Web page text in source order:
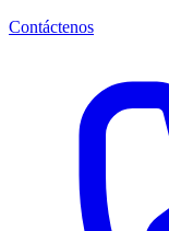
Contáctenos